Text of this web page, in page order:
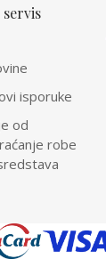
isporuke
od
robe